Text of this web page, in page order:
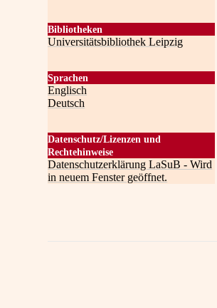
Bibliotheken
Universitätsbibliothek Leipzig
Sprachen
Englisch
Deutsch
Datenschutz/Lizenzen und
Rechtehinweise
Datenschutzerklärung LaSuB - Wird
in neuem Fenster geöffnet.